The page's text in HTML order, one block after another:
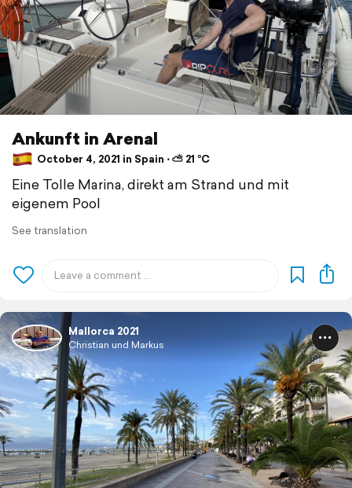
Ankunft in Arenal
October 4, 2021 in Spain ⋅ ⛅ 21 °C
Eine Tolle Marina, direkt am Strand und mit
eigenem Pool
See translation
Mallorca 2021
Christian und Markus